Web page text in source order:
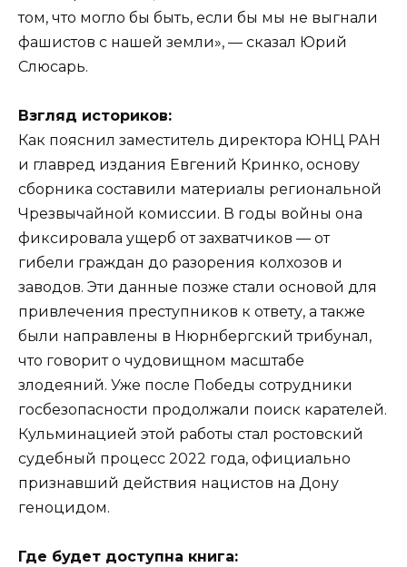
том, что могло бы быть, если бы мы не выгнали
фашистов с нашей земли», — сказал Юрий
Слюсарь.
Взгляд историков:
Как пояснил заместитель директора ЮНЦ РАН
и главред издания Евгений Кринко, основу
сборника составили материалы региональной
Чрезвычайной комиссии. В годы войны она
фиксировала ущерб от захватчиков — от
гибели граждан до разорения колхозов и
заводов. Эти данные позже стали основой для
привлечения преступников к ответу, а также
были направлены в Нюрнбергский трибунал,
что говорит о чудовищном масштабе
злодеяний. Уже после Победы сотрудники
госбезопасности продолжали поиск карателей.
Кульминацией этой работы стал ростовский
судебный процесс 2022 года, официально
признавший действия нацистов на Дону
геноцидом.
Где будет доступна книга: